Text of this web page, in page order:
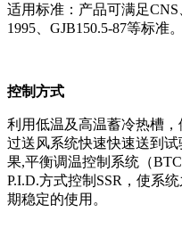
适用标准：产品可满足
1995、GJB150.5-87等标准。
控制方式
利用低温及高温蓄冷热槽
过送风系统快速快速送到
果,平衡调温控制系统（
P.I.D.方式控制SSR，使系
期稳定的使用。